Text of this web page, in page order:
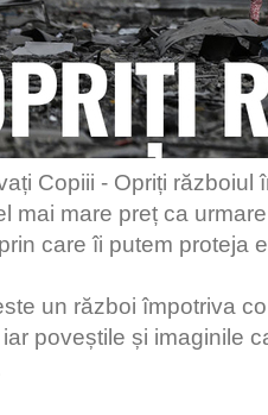
Copiii - Opriți războiul
mai mare preț ca
care îi putem proteja
un război împotriva
poveștile și imaginile